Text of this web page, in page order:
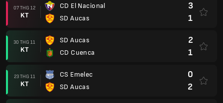
07 THG 12
KT
CD El Nacional
SD Aucas
3
1
30 THG 11
KT
SD Aucas
CD Cuenca
2
1
23 THG 11
KT
CS Emelec
SD Aucas
0
2